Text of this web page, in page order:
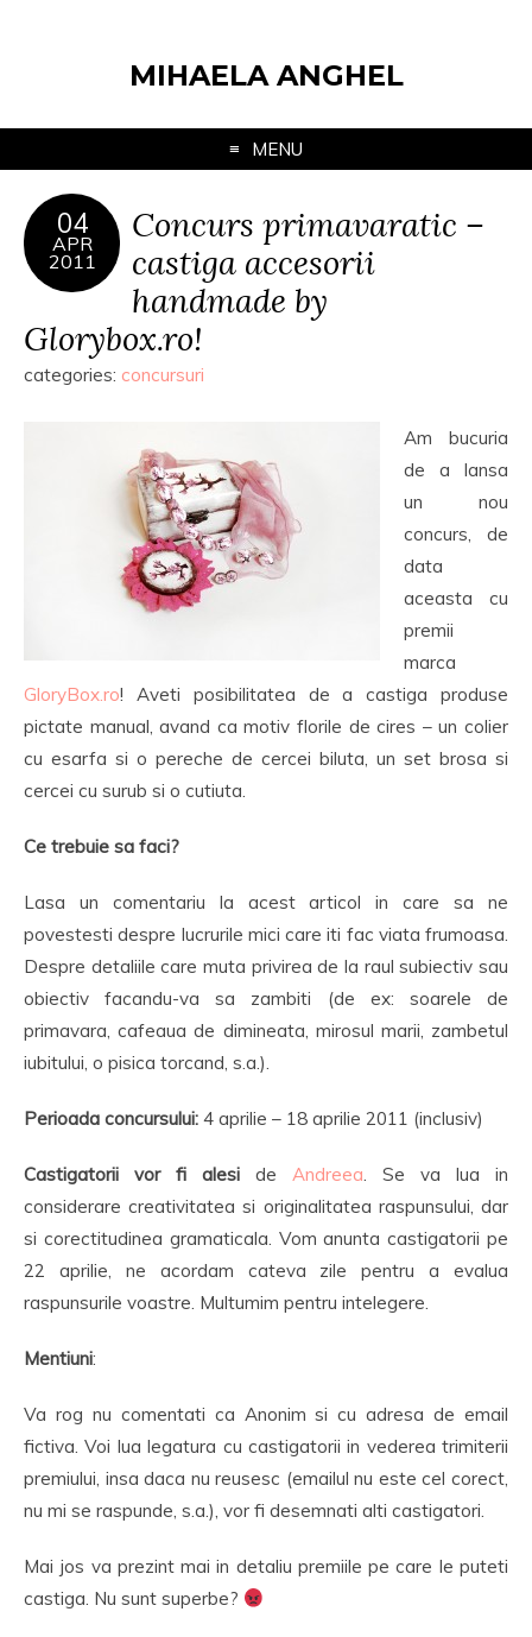
MIHAELA ANGHEL
MENU
04
APR
2011
Concurs primavaratic –
castiga accesorii
handmade by
Glorybox.ro!
categories: concursuri
Am bucuria
de a lansa
un nou
concurs, de
data
aceasta cu
premii
marca
GloryBox.ro! Aveti posibilitatea de a castiga produse
pictate manual, avand ca motiv florile de cires – un colier
cu esarfa si o pereche de cercei biluta, un set brosa si
cercei cu surub si o cutiuta.
Ce trebuie sa faci?
Lasa un comentariu la acest articol in care sa ne
povestesti despre lucrurile mici care iti fac viata frumoasa.
Despre detaliile care muta privirea de la raul subiectiv sau
obiectiv facandu-va sa zambiti (de ex: soarele de
primavara, cafeaua de dimineata, mirosul marii, zambetul
iubitului, o pisica torcand, s.a.).
Perioada concursului: 4 aprilie – 18 aprilie 2011 (inclusiv)
Castigatorii vor fi alesi de Andreea. Se va lua in
considerare creativitatea si originalitatea raspunsului, dar
si corectitudinea gramaticala. Vom anunta castigatorii pe
22 aprilie, ne acordam cateva zile pentru a evalua
raspunsurile voastre. Multumim pentru intelegere.
Mentiuni:
Va rog nu comentati ca Anonim si cu adresa de email
fictiva. Voi lua legatura cu castigatorii in vederea trimiterii
premiului, insa daca nu reusesc (emailul nu este cel corect,
nu mi se raspunde, s.a.), vor fi desemnati alti castigatori.
Mai jos va prezint mai in detaliu premiile pe care le puteti
castiga. Nu sunt superbe?